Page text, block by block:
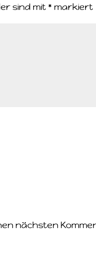
sind mit * markiert
nächsten